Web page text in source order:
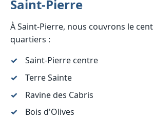
Saint-Pierre
À Saint-Pierre, nous couvrons le
quartiers :
Saint-Pierre centre
Terre Sainte
Ravine des Cabris
Bois d'Olives